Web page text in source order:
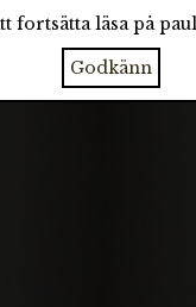
läsa på
Godkänn
ARCHIVE